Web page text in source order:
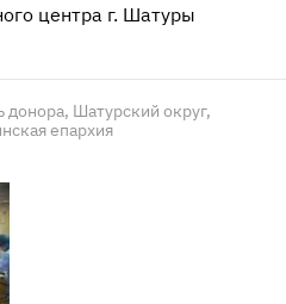
центра г. Шатуры
донора, Шатурский округ,
епархия